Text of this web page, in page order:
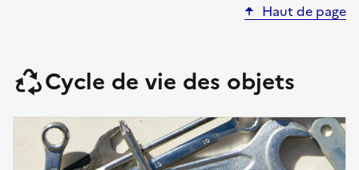
Haut de page
Cycle de vie des objets